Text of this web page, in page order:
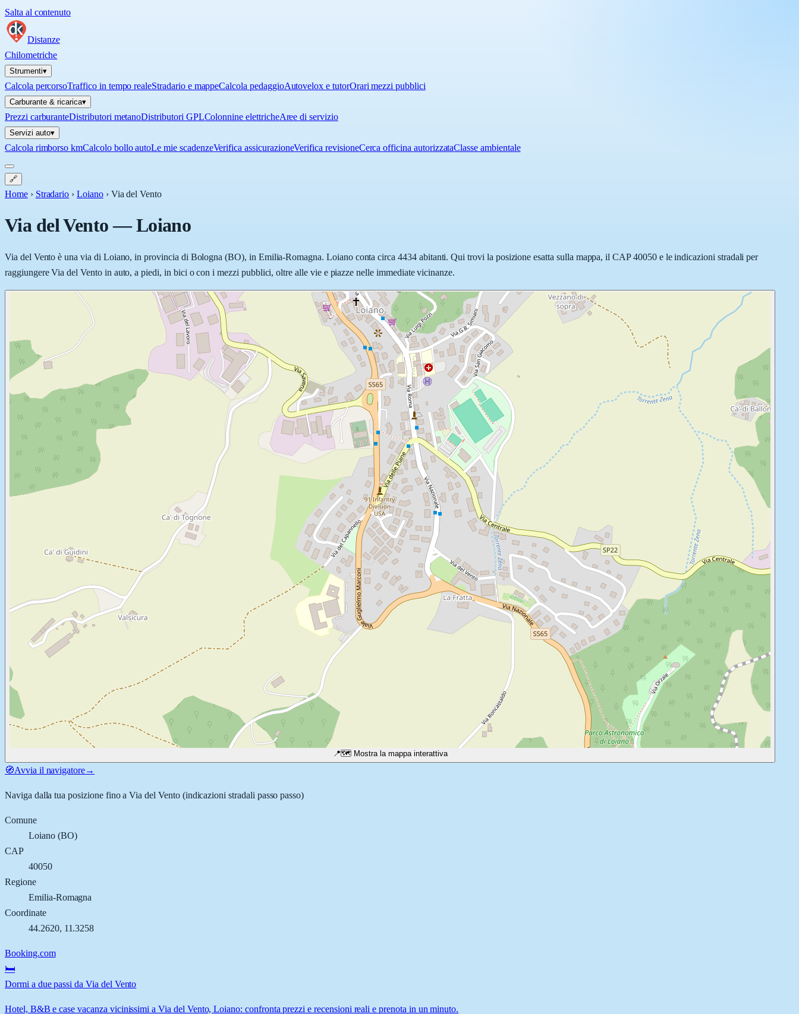
Salta al contenuto
Distanze
Chilometriche
Strumenti▾
Calcola percorsoTraffico in tempo realeStradario e mappeCalcola pedaggioAutovelox e tutorOrari mezzi pubblici
Carburante & ricarica▾
Prezzi carburanteDistributori metanoDistributori GPLColonnine elettricheAree di servizio
Servizi auto▾
Calcola rimborso kmCalcolo bollo autoLe mie scadenzeVerifica assicurazioneVerifica revisioneCerca officina autorizzataClasse ambientale
🔗
Home › Stradario › Loiano › Via del Vento
Via del Vento—Loiano
Via del Vento è una via di Loiano, in provincia di Bologna (BO), in Emilia-Romagna. Loiano conta circa 4434 abitanti. Qui trovi la posizione esatta sulla mappa, il CAP 40050 e le indicazioni stradali per
raggiungere Via del Vento in auto, a piedi, in bici o con i mezzi pubblici, oltre alle vie e piazze nelle immediate vicinanze.
📍🗺️ Mostra la mappa interattiva
🧭Avvia il navigatore→
Naviga dalla tua posizione fino aVia del Vento(indicazioni stradali passo passo)
Comune
Loiano(BO)
CAP
40050
Regione
Emilia-Romagna
Coordinate
44.2620, 11.3258
Booking.com
🛏️
Dormi a due passi da Via del Vento
Hotel, B&B e case vacanza vicinissimi a Via del Vento, Loiano: confronta prezzi e recensioni reali e prenota in un minuto.